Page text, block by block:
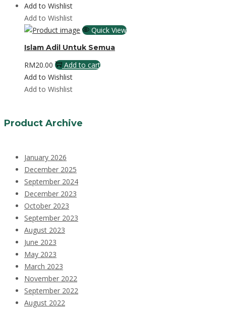
Add to Wishlist
Add to Wishlist
Quick View
Islam Adil Untuk Semua
RM20.00
Add to cart
Add to Wishlist
Add to Wishlist
Product Archive
January 2026
December 2025
September 2024
December 2023
October 2023
September 2023
August 2023
June 2023
May 2023
March 2023
November 2022
September 2022
August 2022